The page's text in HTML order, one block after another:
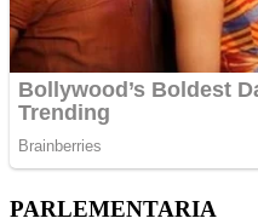
PARLEMENTARIA